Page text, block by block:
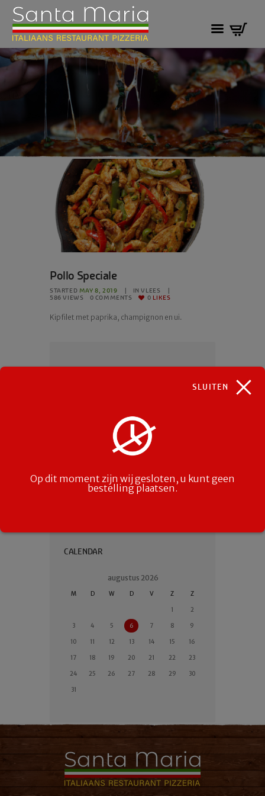
Pollo Speciale
STARTED MAY 8, 2019 INVLEES
586 VIEWS 0 COMMENTS 0 LIKES
Kipfilet met paprika, champignon en ui.
CALENDAR
augustus 2026
M D W D V Z Z
1 2
3 4 5 6 7 8 9
10 11 12 13 14 15 16
17 18 19 20 21 22 23
24 25 26 27 28 29 30
31
SLUITEN
Op dit moment zijn wij gesloten, u kunt geen
bestelling plaatsen.